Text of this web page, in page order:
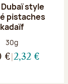
style
pistaches
kadaïf
Poids net :
30g
€ 2,32 €